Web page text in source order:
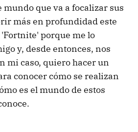
mundo que va a focalizar sus
más en profundidad este
'Fortnite' porque me lo
y, desde entonces, nos
mi caso, quiero hacer un
conocer cómo se realizan
es el mundo de estos